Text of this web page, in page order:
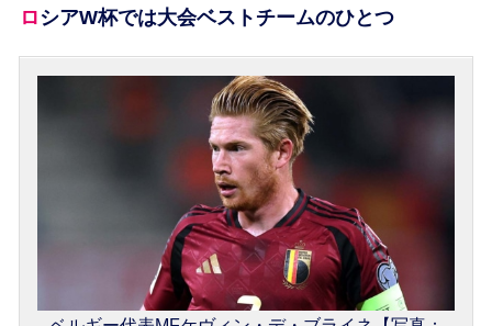
ロシアW杯では大会ベストチームのひとつ